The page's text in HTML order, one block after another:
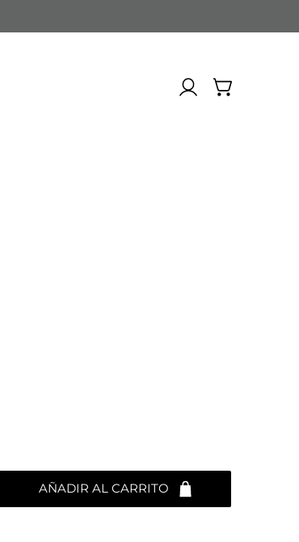
AÑADIR AL CARRITO